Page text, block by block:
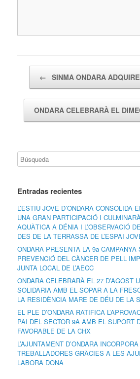
← SINMA ONDARA
ONDARA CELEBRARÀ EL
Entradas recientes
L’ESTIU JOVE D’ONDARA CONSOLIDA
UNA GRAN PARTICIPACIÓ I
AQUÀTICA A DÉNIA I L’OBSERVACIÓ
DES DE LA TERRASSA DE L’ESPAI
ONDARA PRESENTA LA 9a CAMPANYA
PREVENCIÓ DEL CÀNCER DE PELL
JUNTA LOCAL DE L’AECC
ONDARA CELEBRARÀ EL 27 D’AGOST
SOLIDÀRIA AMB EL SOPAR A LA
LA RESIDÈNCIA MARE DE DÉU DE LA
EL PLE D’ONDARA RATIFICA
PAI DEL SECTOR 9A AMB EL SUPORT
FAVORABLE DE LA CHX
L’AJUNTAMENT D’ONDARA
TREBALLADORES GRÀCIES A LES
LABORA DONA